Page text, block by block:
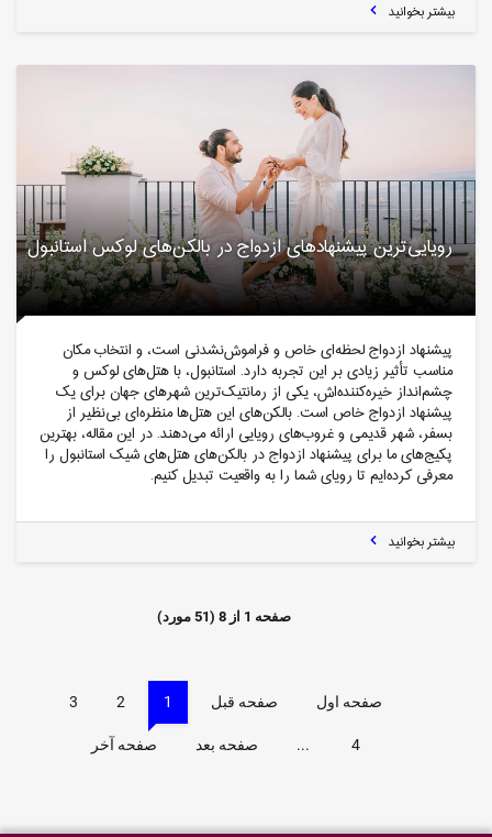
بیشتر بخوانید
رویایی‌ترین پیشنهادهای ازدواج در بالکن‌های لوکس استانبول
پیشنهاد ازدواج لحظه‌ای خاص و فراموش‌نشدنی است، و انتخاب مکان
مناسب تأثیر زیادی بر این تجربه دارد. استانبول، با هتل‌های لوکس و
چشم‌انداز خیره‌کننده‌اش، یکی از رمانتیک‌ترین شهرهای جهان برای یک
پیشنهاد ازدواج خاص است. بالکن‌های این هتل‌ها منظره‌ای بی‌نظیر از
بسفر، شهر قدیمی و غروب‌های رویایی ارائه می‌دهند. در این مقاله، بهترین
پکیج‌های ما برای پیشنهاد ازدواج در بالکن‌های هتل‌های شیک استانبول را
معرفی کرده‌ایم تا رویای شما را به واقعیت تبدیل کنیم.
بیشتر بخوانید
صفحه 1 از 8
(
51 مورد)
صفحه اول صفحه قبل 1
2
3
4
... صفحه بعد صفحه آخر